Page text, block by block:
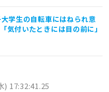
学生の自転車にはねられ意
付いたときには目の前に」
17:32:41.25